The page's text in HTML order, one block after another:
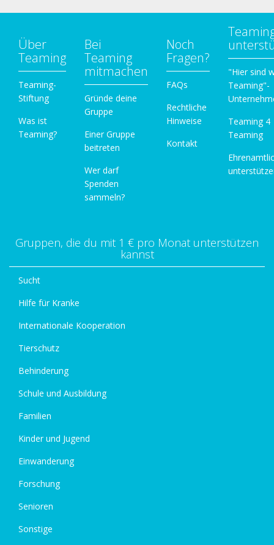
Über
Teaming
Teaming-
Stiftung
Was ist
Teaming?
Bei
Teaming
mitmachen
Gründe deine
Gruppe
Einer Gruppe
beitreten
Wer darf
Spenden
sammeln?
Noch
Fragen?
FAQs
Rechtliche
Hinweise
Kontakt
"Hier sind
Teaming"-
Teaming 4
Teaming
Gruppen, die du mit 1 € pro Monat unterstützen
kannst
Sucht
Hilfe für Kranke
Internationale Kooperation
Tierschutz
Behinderung
Schule und Ausbildung
Familien
Kinder und Jugend
Einwanderung
Forschung
Senioren
Sonstige